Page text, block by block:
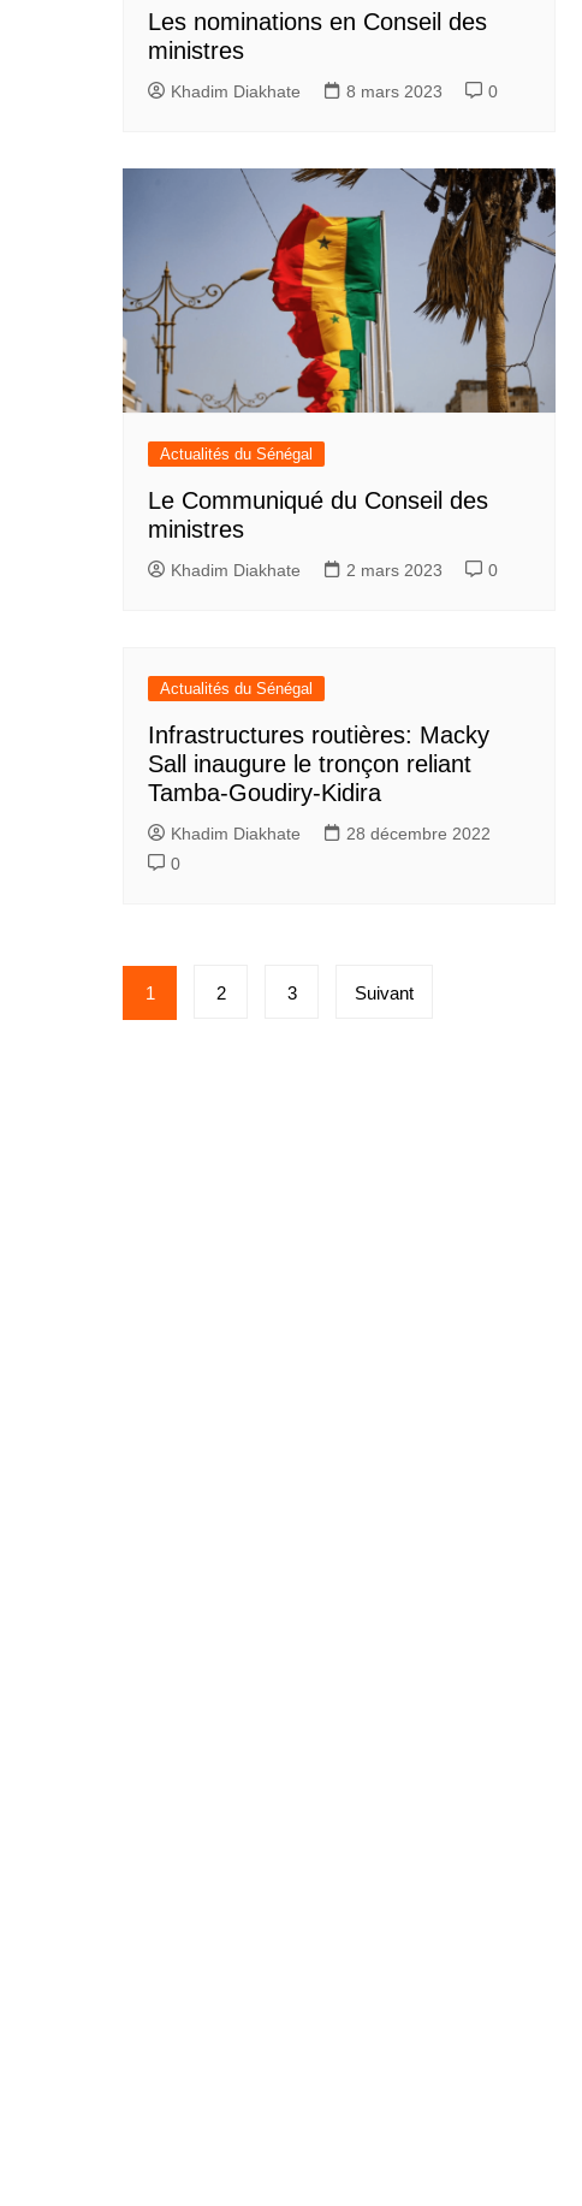
Les nominations en Conseil des
ministres
Khadim Diakhate 8 mars 2023 0
Actualités du Sénégal
Le Communiqué du Conseil des
ministres
Khadim Diakhate 2 mars 2023 0
Actualités du Sénégal
Infrastructures routières: Macky
Sall inaugure le tronçon reliant
Tamba-Goudiry-Kidira
Khadim Diakhate
28 décembre 2022
0
Pagination
des
1 2 3 Suivant